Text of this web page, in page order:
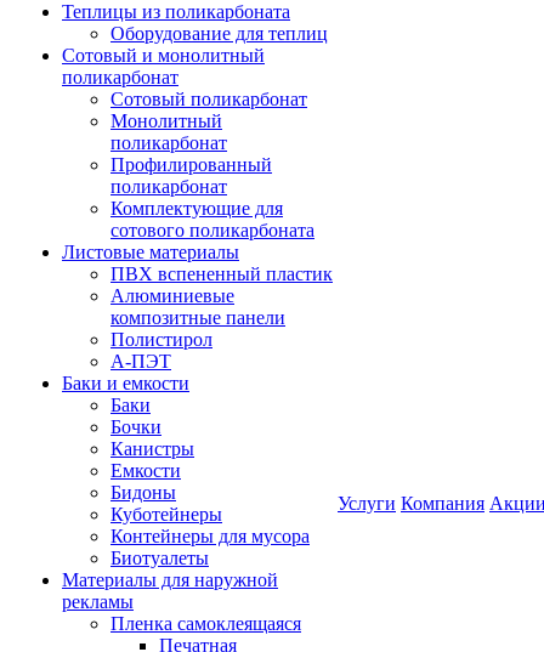
Теплицы из поликарбоната
Оборудование для теплиц
Сотовый и монолитный
поликарбонат
Сотовый поликарбонат
Монолитный
поликарбонат
Профилированный
поликарбонат
Комплектующие для
сотового поликарбоната
Листовые материалы
ПВХ вспененный пластик
Алюминиевые
композитные панели
Полистирол
А-ПЭТ
Баки и емкости
Баки
Бочки
Канистры
Емкости
Бидоны
Куботейнеры
Контейнеры для мусора
Биотуалеты
Материалы для наружной
рекламы
Пленка самоклеящаяся
Печатная
Услуги Компания